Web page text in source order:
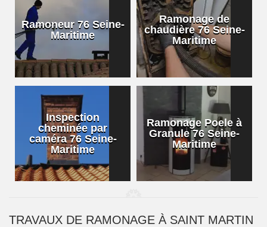
Ramoneur 76 Seine-
Maritime
Ramonage de
chaudière 76 Seine-
Maritime
Inspection
cheminée par
caméra 76 Seine-
Maritime
Ramonage Poele à
Granule 76 Seine-
Maritime
TRAVAUX DE RAMONAGE À SAINT MARTIN